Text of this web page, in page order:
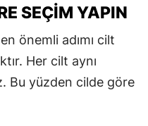
SEÇIM YAPIN
önemli adımı cilt
Her cilt aynı
Bu yüzden cilde göre